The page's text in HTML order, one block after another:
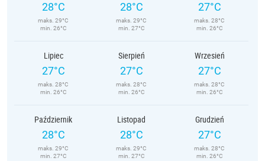
28°C
maks. 29°C
min. 26°C
28°C
maks. 29°C
min. 27°C
27°C
maks. 28°C
min. 26°C
Lipiec
27°C
maks. 28°C
min. 26°C
Sierpień
27°C
maks. 28°C
min. 26°C
Wrzesień
27°C
maks. 28°C
min. 26°C
Październik
28°C
maks. 29°C
min. 27°C
Listopad
28°C
maks. 29°C
min. 27°C
Grudzień
27°C
maks. 28°C
min. 26°C